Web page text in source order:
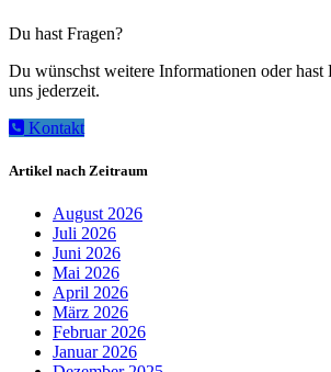
Du hast Fragen?
Du wünschst weitere Informationen oder hast
uns jederzeit.
Kontakt
Artikel nach Zeitraum
August 2026
Juli 2026
Juni 2026
Mai 2026
April 2026
März 2026
Februar 2026
Januar 2026